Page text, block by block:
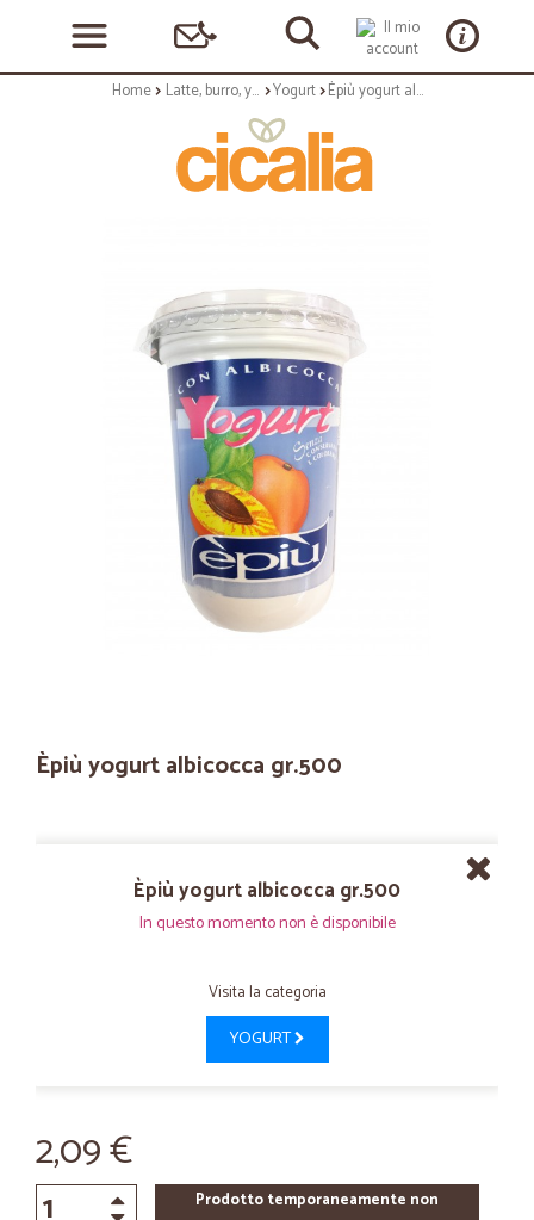
Home Latte, burro, yogurt Yogurt Èpiù yogurt albicocca gr.500
Èpiù yogurt albicocca gr.500
Èpiù yogurt albicocca gr.500
In questo momento non è disponibile
Visita la categoria
YOGURT
2,09 €
Prodotto temporaneamente non